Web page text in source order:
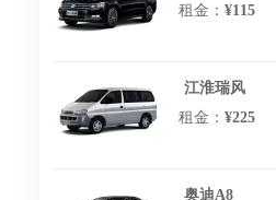
租金： ¥115
江淮瑞风
租金： ¥225
奥迪A8